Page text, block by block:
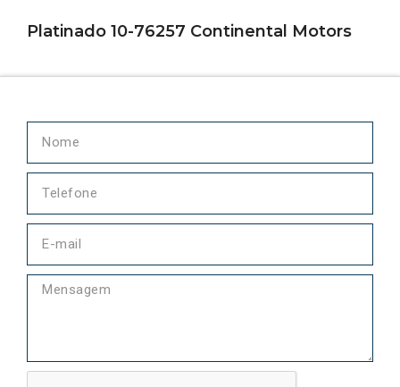
Platinado 10-76257 Continental Motors